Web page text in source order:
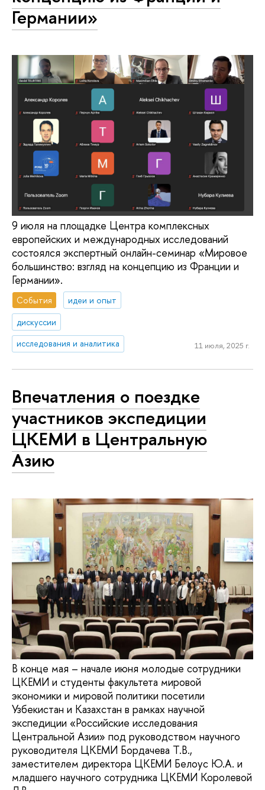
Германии»
9 июля на площадке Центра комплексных
европейских и международных исследований
состоялся экспертный онлайн-семинар «Мировое
большинство: взгляд на концепцию из Франции и
Германии».
События
идеи и опыт
дискуссии
исследования и аналитика
11 июля, 2025 г.
Впечатления о поездке
участников экспедиции
ЦКЕМИ в Центральную
Азию
В конце мая – начале июня молодые сотрудники
ЦКЕМИ и студенты факультета мировой
экономики и мировой политики посетили
Узбекистан и Казахстан в рамках научной
экспедиции «Российские исследования
Центральной Азии» под руководством научного
руководителя ЦКЕМИ Бордачева Т.В.,
заместителем директора ЦКЕМИ Белоус Ю.А. и
младшего научного сотрудника ЦКЕМИ Королевой